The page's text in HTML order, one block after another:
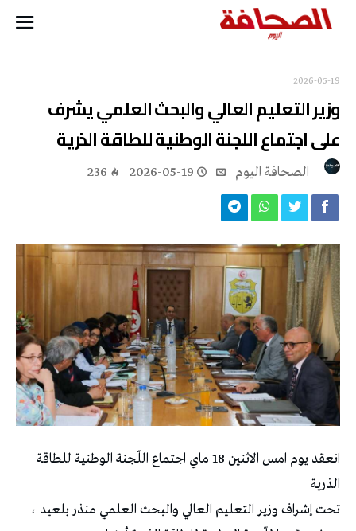
2026-05-19
وزير التعليم العالي والبحث العلمي يشرف
على اجتماع اللجنة الوطنية للطاقة الذرية
2026-05-19
236
انعقد يوم امس الاثنين 18 ماي اجتماع اللّجنة الوطنية للطاقة
الذرية
تحت إشراف وزير التعليم العالي والبحث العلمي منذر بلعيد ،